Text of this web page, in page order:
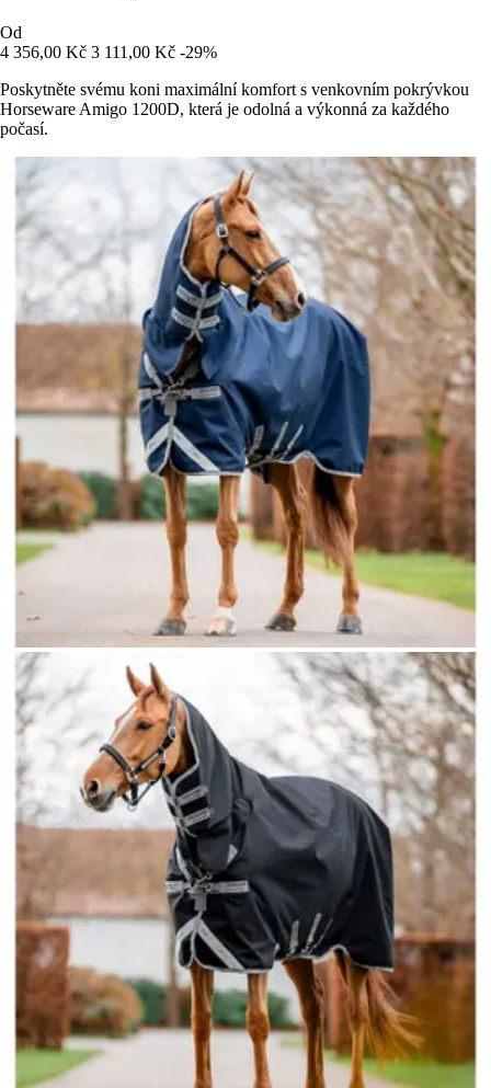
Od
4 356,00 Kč 3 111,00 Kč -29%
Poskytněte svému koni maximální komfort s venkovním pokrývkou
Horseware Amigo 1200D, která je odolná a výkonná za každého
počasí.